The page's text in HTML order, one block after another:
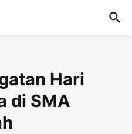
Hari
di SMA